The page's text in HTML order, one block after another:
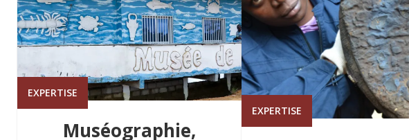
EXPERTISE
Muséographie,
EXPERTISE